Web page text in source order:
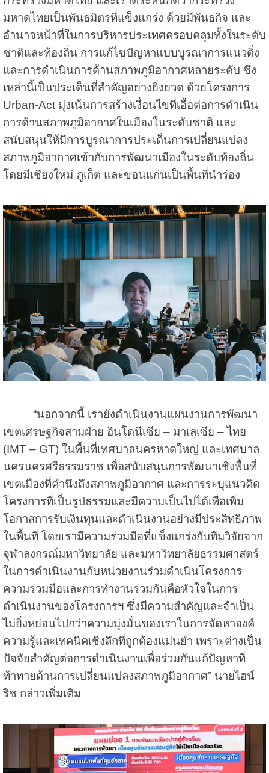
มหาดไทยเป็นพันธมิตรที่แข็งแกร่ง ด้วยมีพันธกิจ และ
อำนาจหน้าที่ในการบริหารประเทศครอบคลุมทั้งในระดับ
ชาติและท้องถิ่น การแก้ไขปัญหาแบบบูรณาการแนวดิ่ง
และการดำเนินการด้านสภาพภูมิอากาศหลายระดับ ซึ่ง
เหล่านี้เป็นประเด็นที่สำคัญอย่างยิ่งยวด ด้วยโครงการ
Urban-Act มุ่งเน้นการสร้างเงื่อนไขที่เอื้อต่อการดำเนิน
การด้านสภาพภูมิอากาศในเมืองในระดับชาติ และ
สนับสนุนให้มีการบูรณาการประเด็นการเปลี่ยนแปลง
สภาพภูมิอากาศเข้ากับการพัฒนาเมืองในระดับท้องถิ่น
โดยมีเชียงใหม่ ภูเก็ต และขอนแก่นเป็นพื้นที่นำร่อง
“นอกจากนี้ เรายังดำเนินงานแผนงานการพัฒนา
เขตเศรษฐกิจสามฝ่าย อินโดนีเซีย – มาเลเซีย – ไทย
(IMT – GT) ในพื้นที่เทศบาลนครหาดใหญ่ และเทศบาล
นครนครศรีธรรมราช เพื่อสนับสนุนการพัฒนาเชิงพื้นที่
เขตเมืองที่คำนึงถึงสภาพภูมิอากาศ และการระบุแนวคิด
โครงการที่เป็นรูปธรรมและมีความเป็นไปได้เพื่อเพิ่ม
โอกาสการรับเงินทุนและดำเนินงานอย่างมีประสิทธิภาพ
ในพื้นที่ โดยเรามีความร่วมมือที่แข็งแกร่งกับทีมวิจัยจาก
จุฬาลงกรณ์มหาวิทยาลัย และมหาวิทยาลัยธรรมศาสตร์
ในการดำเนินงานกับหน่วยงานร่วมดำเนินโครงการ
ความร่วมมือและการทำงานร่วมกันคือหัวใจในการ
ดำเนินงานของโครงการฯ ซึ่งมีความสำคัญและจำเป็น
ไม่ยิ่งหย่อนไปกว่าความมุ่งมั่นของเราในการจัดหาองค์
ความรู้และเทคนิคเชิงลึกที่ถูกต้องแม่นยำ เพราะต่างเป็น
ปัจจัยสำคัญต่อการดำเนินงานเพื่อร่วมกันแก้ปัญหาที่
ท้าทายด้านการเปลี่ยนแปลงสภาพภูมิอากาศ” นายไฮน์
ริช กล่าวเพิ่มเติม